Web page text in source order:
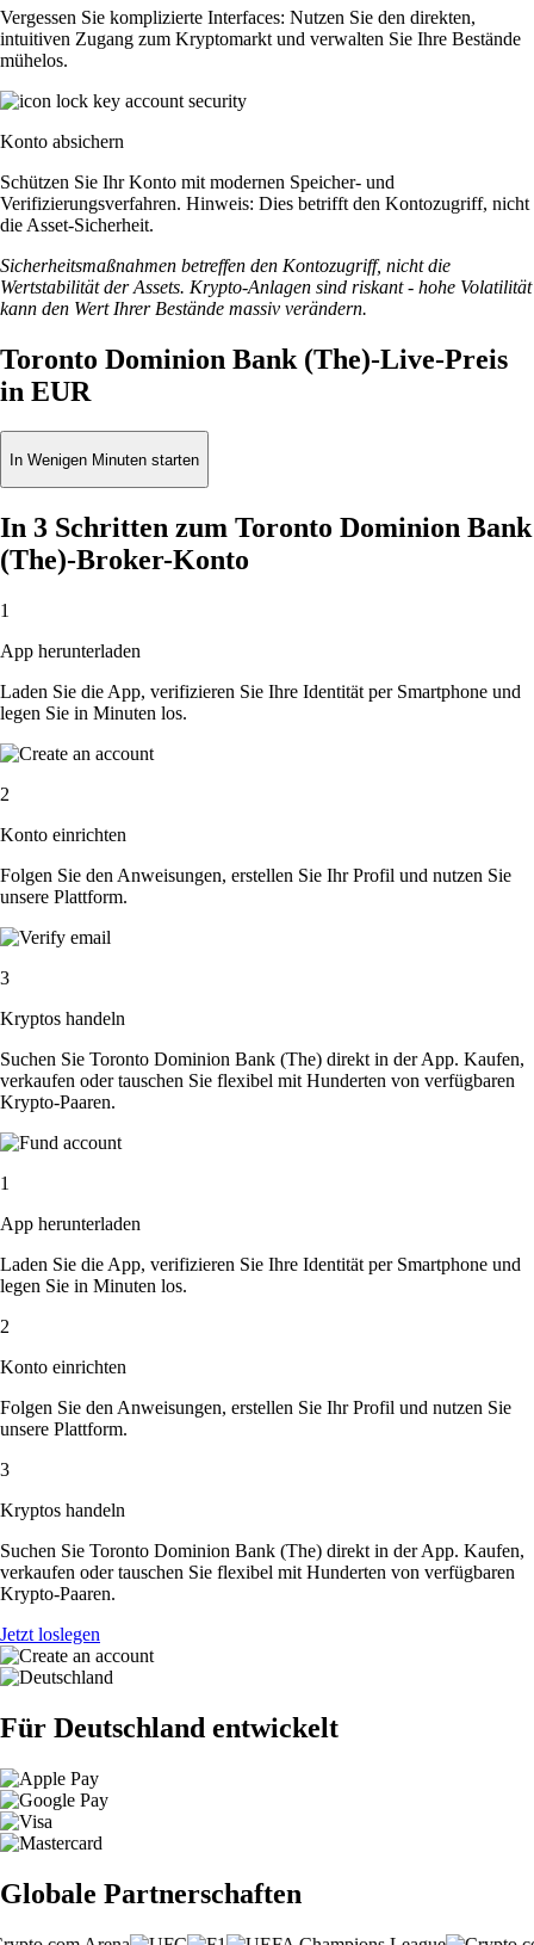
Vergessen Sie komplizierte Interfaces: Nutzen Sie den direkten,
intuitiven Zugang zum Kryptomarkt und verwalten Sie Ihre Bestände
mühelos.
Konto absichern
Schützen Sie Ihr Konto mit modernen Speicher- und
Verifizierungsverfahren. Hinweis: Dies betrifft den Kontozugriff, nicht
die Asset-Sicherheit.
Sicherheitsmaßnahmen betreffen den Kontozugriff, nicht die
Wertstabilität der Assets. Krypto-Anlagen sind riskant - hohe Volatilität
kann den Wert Ihrer Bestände massiv verändern.
Toronto Dominion Bank (The)-Live-Preis
in EUR
In Wenigen Minuten starten
In 3 Schritten zum Toronto Dominion Bank
(The)-Broker-Konto
1
App herunterladen
Laden Sie die App, verifizieren Sie Ihre Identität per Smartphone und
legen Sie in Minuten los.
2
Konto einrichten
Folgen Sie den Anweisungen, erstellen Sie Ihr Profil und nutzen Sie
unsere Plattform.
3
Kryptos handeln
Suchen Sie Toronto Dominion Bank (The) direkt in der App. Kaufen,
verkaufen oder tauschen Sie flexibel mit Hunderten von verfügbaren
Krypto-Paaren.
1
App herunterladen
Laden Sie die App, verifizieren Sie Ihre Identität per Smartphone und
legen Sie in Minuten los.
2
Konto einrichten
Folgen Sie den Anweisungen, erstellen Sie Ihr Profil und nutzen Sie
unsere Plattform.
3
Kryptos handeln
Suchen Sie Toronto Dominion Bank (The) direkt in der App. Kaufen,
verkaufen oder tauschen Sie flexibel mit Hunderten von verfügbaren
Krypto-Paaren.
Jetzt loslegen
Für Deutschland entwickelt
Globale Partnerschaften